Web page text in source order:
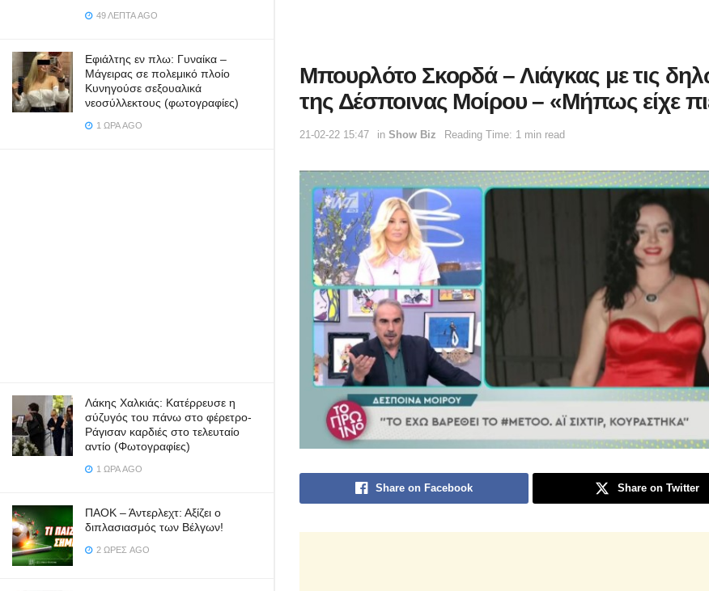
49 ΛΕΠΤΆ AGO
Εφιάλτης εν πλω: Γυναίκα –
Μάγειρας σε πολεμικό πλοίο
Κυνηγούσε σεξουαλικά
νεοσύλλεκτους (φωτογραφίες)
1 ΏΡΑ AGO
Λάκης Χαλκιάς: Κατέρρευσε η
σύζυγός του πάνω στο φέρετρο-
Ράγισαν καρδιές στο τελευταίο
αντίο (Φωτογραφίες)
1 ΏΡΑ AGO
ΠΑΟΚ – Άντερλεχτ: Αξίζει ο
διπλασιασμός των Βέλγων!
2 ΏΡΕΣ AGO
Μπουρλότο Σκορδά – Λιάγκας με τις
της Δέσποινας Μοίρου – «Μήπως είχε
21-02-22 15:47 in Show Biz Reading Time: 1 min read
Share on Facebook Share on Twitter